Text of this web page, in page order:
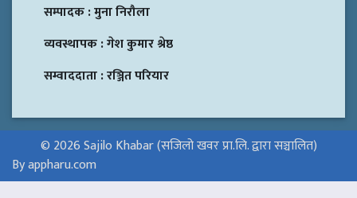
सम्पादक :मुना निरौला
व्यवस्थापक :गेश कुमार श्रेष्ठ
सम्वाददाता :रञ्जित परियार
© 2026 Sajilo Khabar (सजिलो खवर प्रा.लि. द्वारा सञ्चालित)
By appharu.com